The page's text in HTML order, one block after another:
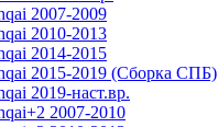
2007-2009
2010-2013
2014-2015
2015-2019 (Сборка СПБ)
2019-наст.вр.
2007-2010